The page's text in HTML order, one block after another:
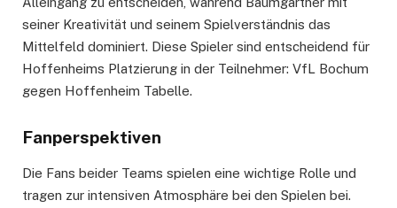
seiner Kreativität und seinem Spielverständnis das
Mittelfeld dominiert. Diese Spieler sind entscheidend für
Hoffenheims Platzierung in der Teilnehmer: VfL Bochum
gegen Hoffenheim Tabelle.
Fanperspektiven
Die Fans beider Teams spielen eine wichtige Rolle und
tragen zur intensiven Atmosphäre bei den Spielen bei.